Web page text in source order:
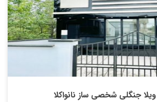
جنگلی شخصی ساز نانواکلا